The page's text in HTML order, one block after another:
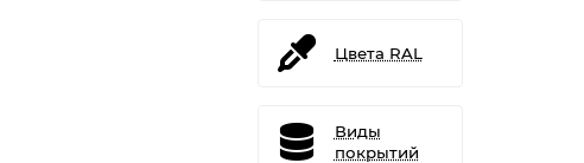
Цвета RAL
Виды
покрытий